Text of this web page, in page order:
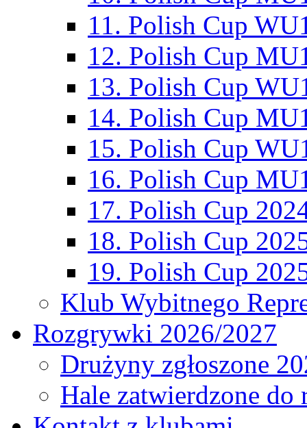
11. Polish Cup
12. Polish Cup
13. Polish Cup
14. Polish Cup
15. Polish Cup
16. Polish Cup
17. Polish Cup
18. Polish Cup
19. Polish Cup
Klub Wybitnego
Rozgrywki 2026/2027
Drużyny zgłoszone
Hale zatwierdzone